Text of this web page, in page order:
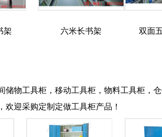
架 六米长书架 双面
物工具柜，移动工具柜，物料工具柜，
迎采购定制定做工具柜产品！